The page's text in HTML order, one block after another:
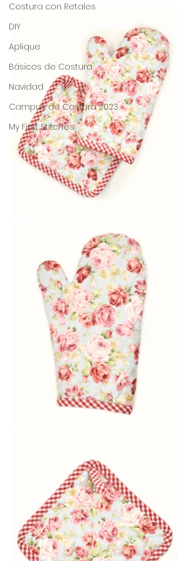
Costura con Retales
DIY
Aplique
Básicos de Costura
Navidad
Campus de Costura 2023
My First Stitches